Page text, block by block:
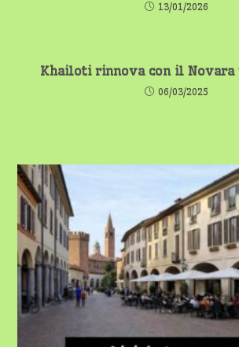
13/01/2026
Khailoti rinnova con il Novara
06/03/2025